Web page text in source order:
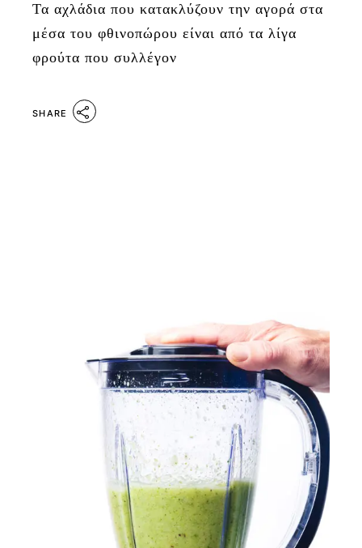
Τα αχλάδια που κατακλύζουν την αγορά στα
μέσα του φθινοπώρου είναι από τα λίγα
φρούτα που συλλέγον
SHARE